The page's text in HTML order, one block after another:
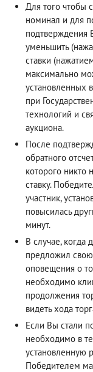
Для того чтобы
номинал и для
подтверждения
уменьшить
ставки
максимально
установленных
при
технологий и
аукциона.
После
обратного
которого
ставку.
участник,
повысилась
минут.
В случае, когда
предложил
оповещения о
необходимо
продолжения
видеть хода
Если Вы стали
необходимо в
установленную
Победителем